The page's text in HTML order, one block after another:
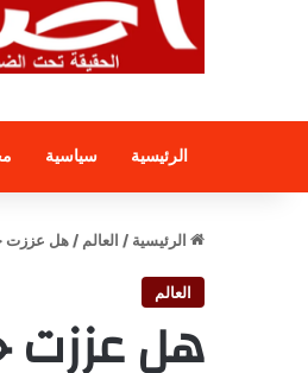
الرئيسية سياسية
الرئيسية / العالم / هل عززت
العالم
هل عززت